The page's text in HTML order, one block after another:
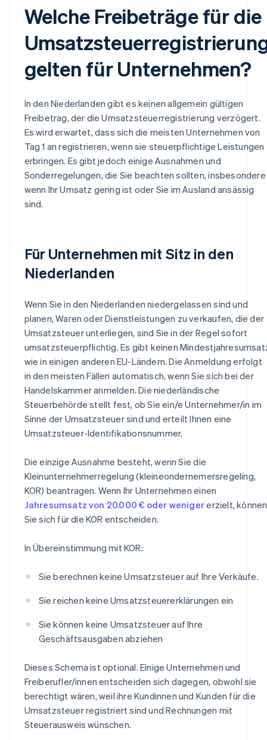
Welche Freibeträge für die
gelten für Unternehmen?
In den Niederlanden gibt es keinen allgemein gültigen
Freibetrag, der die Umsatzsteuerregistrierung verzögert.
Es wird erwartet, dass sich die meisten Unternehmen von
Tag 1 an registrieren, wenn sie steuerpflichtige Leistungen
erbringen. Es gibt jedoch einige Ausnahmen und
Sonderregelungen, die Sie beachten sollten, insbesondere
wenn Ihr Umsatz gering ist oder Sie im Ausland ansässig
sind.
Für Unternehmen mit Sitz in den
Niederlanden
Wenn Sie in den Niederlanden niedergelassen sind und
planen, Waren oder Dienstleistungen zu verkaufen, die der
Umsatzsteuer unterliegen, sind Sie in der Regel sofort
umsatzsteuerpflichtig. Es gibt keinen
wie in einigen anderen EU-Ländern. Die Anmeldung erfolgt
in den meisten Fällen automatisch, wenn Sie sich bei der
Handelskammer anmelden. Die niederländische
Steuerbehörde stellt fest, ob Sie ein/e Unternehmer/in im
Sinne der Umsatzsteuer sind und erteilt Ihnen eine
Umsatzsteuer-Identifikationsnummer.
Die einzige Ausnahme besteht, wenn Sie die
Kleinunternehmerregelung (kleineondernemersregeling,
KOR) beantragen. Wenn Ihr Unternehmen einen
Jahresumsatz von 20.000 € oder wenigererzielt, können
Sie sich für die KOR entscheiden.
In Übereinstimmung mit KOR:
Sie berechnen keine Umsatzsteuer auf Ihre Verkäufe.
Sie reichen keine Umsatzsteuererklärungen ein
Sie können keine Umsatzsteuer auf Ihre
Geschäftsausgaben abziehen
Dieses Schema ist optional. Einige Unternehmen und
Freiberufler/innen entscheiden sich dagegen, obwohl sie
berechtigt wären, weil ihre Kundinnen und Kunden für die
Umsatzsteuer registriert sind und Rechnungen mit
Steuerausweis wünschen.